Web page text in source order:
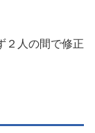
２人の間で修正